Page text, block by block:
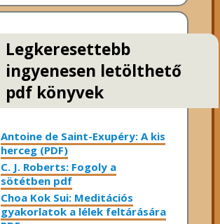
Legkeresettebb
ingyenesen letölthető
pdf könyvek
Antoine de Saint-Exupéry: A kis
herceg (PDF)
C. J. Roberts: Fogoly a
sötétben pdf
Choa Kok Sui: Meditációs
gyakorlatok a lélek feltárására